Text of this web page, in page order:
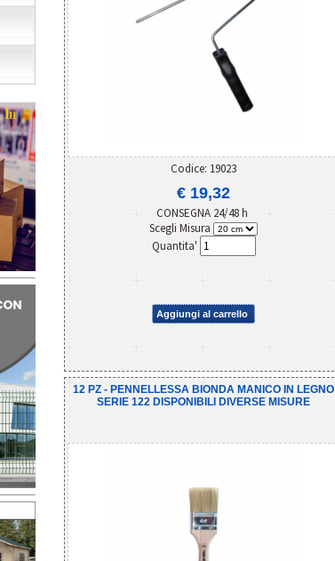
Codice: 19023
€ 19,32
CONSEGNA 24/48 h
Scegli Misura
Quantita'
Aggiungi al carrello
12 PZ - PENNELLESSA BIONDA MANICO IN LEGNO
SERIE 122 DISPONIBILI DIVERSE MISURE